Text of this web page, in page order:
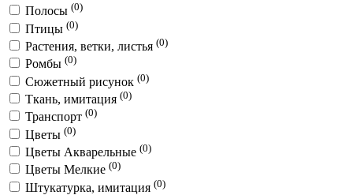
Полосы (0)
Птицы (0)
Растения, ветки, листья (0)
Ромбы (0)
Сюжетный рисунок (0)
Ткань, имитация (0)
Транспорт (0)
Цветы (0)
Цветы Акварельные (0)
Цветы Мелкие (0)
Штукатурка, имитация (0)